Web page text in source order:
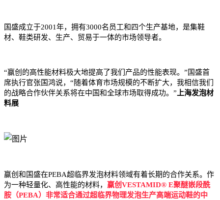
国盛成立于2001年，拥有3000名员工和四个生产基地，是集鞋
材、鞋类研发、生产、贸易于一体的市场领导者。
“赢创的高性能材料极大地提高了我们产品的性能表现。”国盛首
席执行官张国鸿说，“随着体育市场规模的不断扩大，我相信我们
的战略合作伙伴关系将在中国和全球市场取得成功。”上海发泡材
料展
赢创和国盛在PEBA超临界发泡材料领域有着长期的合作关系。作
为一种轻量化、高性能的材料， 赢创VESTAMID® E聚醚嵌段酰
胺（PEBA）非常适合通过超临界物理发泡生产高端运动鞋的中